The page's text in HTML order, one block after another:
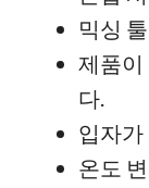
믹싱
제품이
다.
입자가
온도